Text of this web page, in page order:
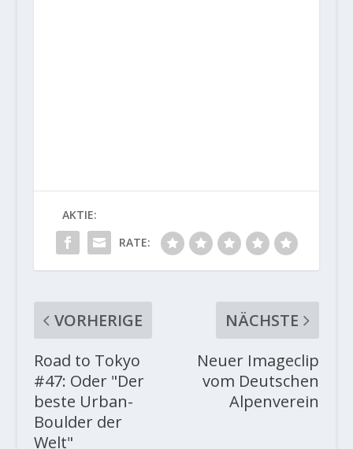
AKTIE:
RATE:
VORHERIGE
Road to Tokyo
#47: Oder "Der
beste Urban-
Boulder der
Welt"
NÄCHSTE
Neuer Imageclip
vom Deutschen
Alpenverein